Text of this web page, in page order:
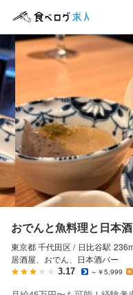
ログ
食べログ求人TOP
求人検索
マイページ管理
気になる求人
検索履歴・保存した条件
おでんと魚料理と日本
東京都 千代田区 / 日比谷駅
居酒屋、おでん、日本酒バー
3.17 ～￥5,999
正社員 おでんと魚料理と日本
店長候補・マネ
店長候補・マネージ
月給360,000円〜
昇給あり
試用期間
給与補足
※上記給与（諸手当含む）+
※経験やスキルによって月
正社員 おでんと魚料理と日本
ホールスタッ
ホールスタッフ・サ
月給320,000円〜
昇給あり
試用期間
給与補足
※上記給与（諸手当含む）+
※経験やスキルによって月
正社員 おでんと魚料理と日本
料理長候補
料理長候補
月給360,000円〜
昇給あり
試用期間
給与補足
※上記給与（諸手当含む）+
※経験やスキルによって月
正社員 おでんと魚料理と日本
調理師・調理
調理師・調理スタッ
月給320,000円〜
昇給あり
試用期間
給与補足
※上記給与（諸手当含む）+
※経験やスキルによって月
アルバイト・パート おでんと魚
店長候補・マネ
店長候補・マネージ
時給1,500円〜
給与補足
扶養内OK
アルバイト・パート おでんと魚
ホールスタッ
ホールスタッフ・サ
時給1,300円〜
給与補足
扶養内OK
アルバイト・パート おでんと魚
調理師・調理
調理師・調理スタッ
時給1,300円〜
扶養内勤
給与補足
扶養内OK